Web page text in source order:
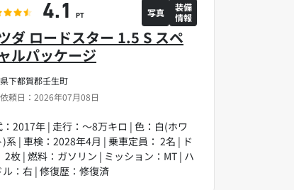
下都賀郡壬生町
頼日：2026年07月08日
ダ ロードスター 1.5 S スペ
ルパッケージ
2017年 | 走行：～8万キロ | 色：白(ホワ
)系 | 車検：2028年4月 | 乗車定員： 2名 | ド
2枚 | 燃料：ガソリン | ミッション：MT | ハ
ル：右 | 修復歴：修復済
4.1 PT 写真
装備
情報